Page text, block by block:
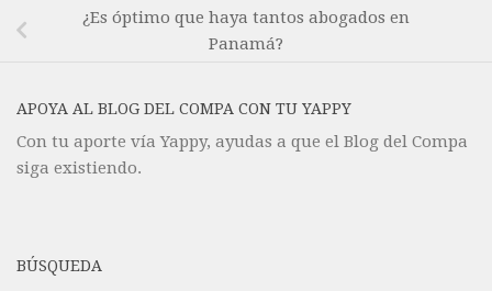
¿Es óptimo que haya tantos abogados en
Panamá?
APOYA AL BLOG DEL COMPA CON TU YAPPY
Con tu aporte vía Yappy, ayudas a que el Blog del Compa
siga existiendo.
BÚSQUEDA